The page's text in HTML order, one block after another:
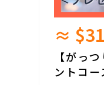
≈
【がっ
ントコー